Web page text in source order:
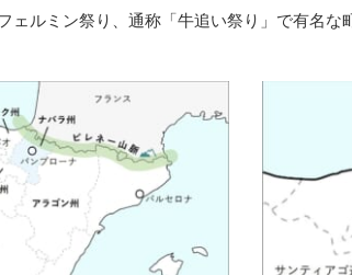
ルミン祭り、通称「牛追い祭り」で有名な